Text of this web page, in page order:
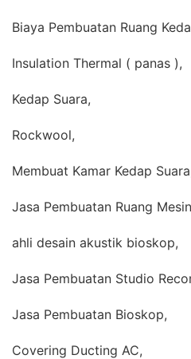
Biaya Pembuatan Ruang
Insulation Thermal ( panas ),
Kedap Suara,
Rockwool,
Membuat Kamar Kedap
Jasa Pembuatan Ruang
ahli desain akustik bioskop,
Jasa Pembuatan Studio
Jasa Pembuatan Bioskop,
Covering Ducting AC,